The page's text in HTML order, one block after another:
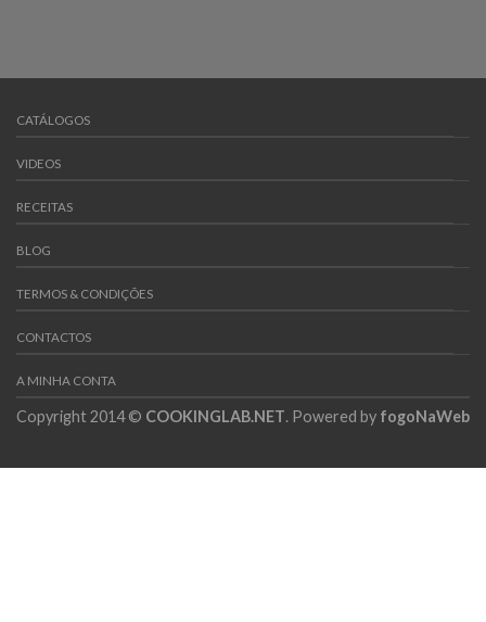
CATÁLOGOS
VIDEOS
RECEITAS
BLOG
TERMOS & CONDIÇÕES
CONTACTOS
A MINHA CONTA
Copyright 2014 © COOKINGLAB.NET. Powered by fogoNaWeb